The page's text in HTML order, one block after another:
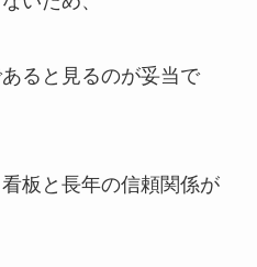
ると見るのが妥当で
板と長年の信頼関係が